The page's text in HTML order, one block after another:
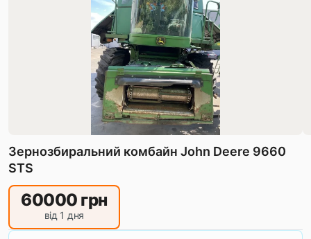
Зернозбиральний комбайн John Deere 9660
STS
60000 грн
від 1 дня